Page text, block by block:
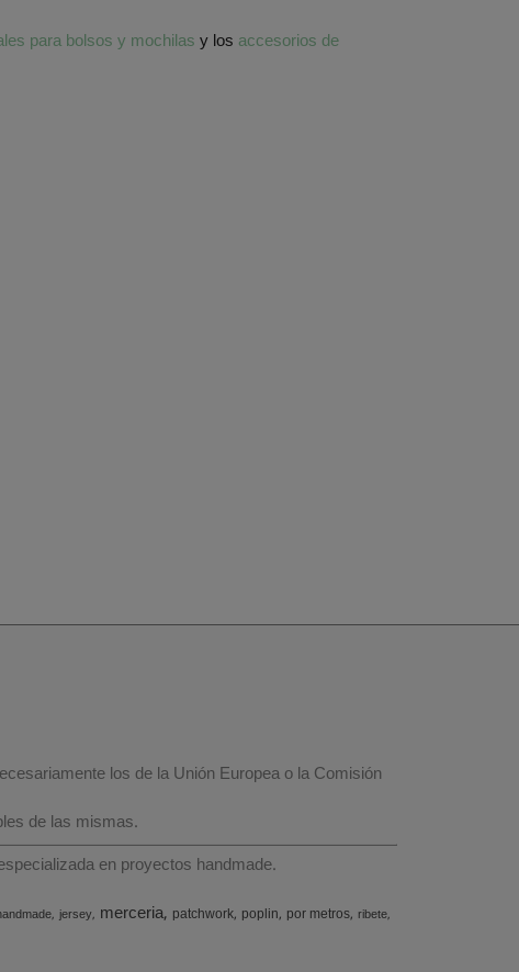
para bolsos y mochilasy los accesorios de
los de la Unión Europea o la Comisión
de las mismas.
en proyectos handmade.
jersey merceria patchwork poplin por metros ribete